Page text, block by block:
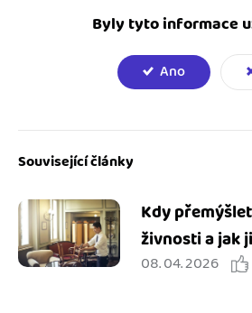
Byly tyto informace
Ano
Související články
Kdy
živnosti a jak
08. 04. 2026